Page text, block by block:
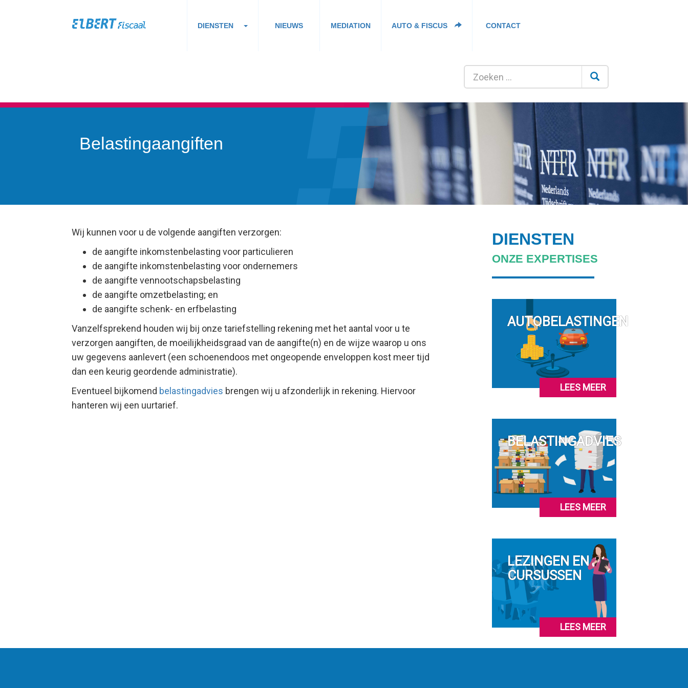
DIENSTEN NIEUWS MEDIATION AUTO & FISCUS CONTACT
Belastingaangiften
Wij kunnen voor u de volgende aangiften verzorgen:
de aangifte inkomstenbelasting voor particulieren
de aangifte inkomstenbelasting voor ondernemers
de aangifte vennootschapsbelasting
de aangifte omzetbelasting; en
de aangifte schenk- en erfbelasting
Vanzelfsprekend houden wij bij onze tariefstelling rekening met het aantal voor u te
verzorgen aangiften, de moeilijkheidsgraad van de aangifte(n) en de wijze waarop u ons
uw gegevens aanlevert (een schoenendoos met ongeopende enveloppen kost meer tijd
dan een keurig geordende administratie).
Eventueel bijkomend belastingadvies brengen wij u afzonderlijk in rekening. Hiervoor
hanteren wij een uurtarief.
DIENSTEN
ONZE EXPERTISES
AUTOBELASTINGEN
LEES MEER
BELASTINGADVIES
LEES MEER
LEZINGEN EN
CURSUSSEN
LEES MEER